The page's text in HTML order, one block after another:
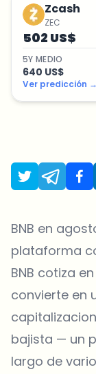
Zcash
ZEC
502 US$
5Y MEDIO
640 US$
Ver predicción →
BNB en
plataforma
BNB cotiza
convierte en
bajista — un
largo de